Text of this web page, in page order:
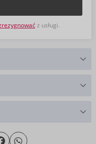
z usługi.
- 16.00